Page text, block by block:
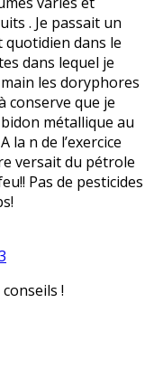
. Je passait un
dans le
dans lequel je
les doryphores
conserve que je
métallique au
fin de l’exercice
versait du pétrole
Pas de pesticides
!